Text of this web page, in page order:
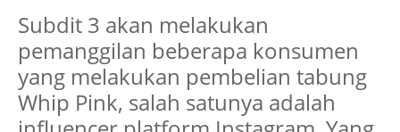
Subdit 3 akan melakukan
pemanggilan beberapa konsumen
yang melakukan pembelian tabung
Whip Pink, salah satunya adalah